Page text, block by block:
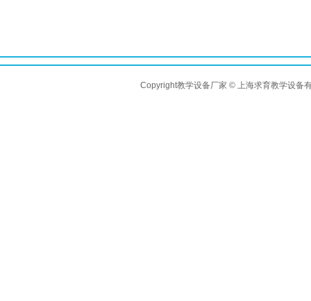
Copyright教学设备厂家 © 上海求育教学设备